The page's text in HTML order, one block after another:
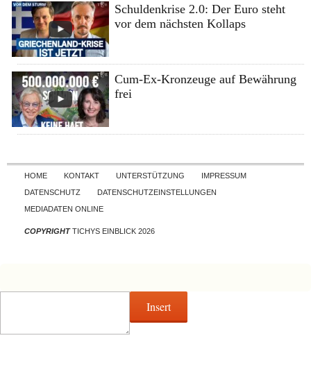
Schuldenkrise 2.0: Der Euro steht
vor dem nächsten Kollaps
Cum-Ex-Kronzeuge auf Bewährung
frei
Skip to content
HOME KONTAKT UNTERSTÜTZUNG
IMPRESSUM
DATENSCHUTZ
DATENSCHUTZEINSTELLUNGEN
MEDIADATEN ONLINE
COPYRIGHTTICHYS EINBLICK 2026
Insert